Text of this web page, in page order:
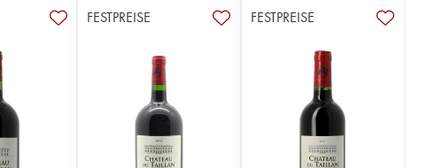
FESTPREISE FESTPREISE